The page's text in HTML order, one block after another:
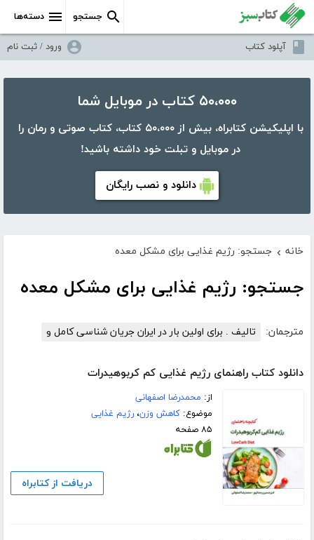
دسته‌ها جستجو
آپلود کتاب ورود / ثبت نام
۵۰،۰۰۰ کتاب در موبایل شما
با اپلیکیشن کتابراه، بیش از ۵۰،۰۰۰ کتاب، کتاب صوتی و رمان را
در موبایل و تبلت خود داشته باشید!
دانلود و نصب رایگان
خانه › جستجو: رژیم غذایی برای مشکل معده
جستجو: رژیم غذایی برای مشکل معده
مترجمان: تالیف . برای اولین بار در ایران جریان شناسی کامل و
دانلود کتاب راهنمای رژیم غذایی کم کربوهیدرات
از: محمدرضا اصفهانی
موضوع:کاهش وزن،رژیم غذایی
۸۵ صفحه
دریافت از کتابراه